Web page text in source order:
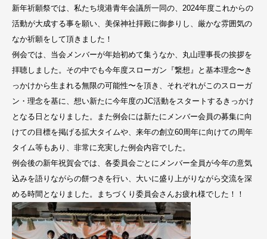
新年祈願祭では、私たち境港青年会議所一同の、2024年度これからの
活動が大成する事を願い、美保神社拝殿に御参りし、厳かな雰囲気の
なか祈願をして頂きました！
例会では、当会メンバーが年始初めて集うなか、丸山理事長の挨拶を
拝聴しました。その中でも今年度スローガン『繋想』と基本理念〜き
っかけから生まれる無限の可能性〜を頂き、それぞれがこのスローガ
ン・理念を基に、想い新たに今年度のJC活動をスタートするきっかけ
となる日となりました。また例会には新たにメンバー会員の募集に向
けての目標を掲げる拡大タイムや、来年の創立60周年に向けての周年
タイム等もあり、非常に充実した例会内容でした。
例会後の新年祝賀会では、各委員会ごとにメンバー全員が今年の意気
込みを語りながらの餅つきを行い、大いに盛り上がりながら交流を深
める時間となりました。まちづくり委員会さんお疲れ様でした！！